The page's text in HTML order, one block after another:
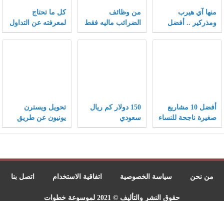
منها آي هيرب
ومذركير .. أفضل
كوبونات خصم تلقى
من وظائف
الضرائب ماليه فقط
كل ما تحتاج
لمعرفته عن التداول
في سوق الفوركس
أفضل 10 مشاريع
صغيرة ناجحة للنساء
ونصائح هامة لنجاح
150 دولار كم ريال
سعودي
تحويل ويسترن
يونيون عن طريق
الفيزا
من نحن سياسة الخصوصية اتفاقية الاستخدام اتصل بنا
حقوق النشر والتأليف © 2021 لموسوعة خطوات